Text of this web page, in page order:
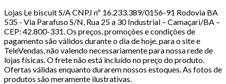
Lojas Le biscuit S/A CNPJ nº 16.233.389/0156-91 Rodovia BA
535 - Via Parafuso S/N, Rua 25 a 30 Industrial – Camaçari/BA –
CEP: 42.800-331. Os preços, promoções e condições de
pagamento são válidos durante o dia de hoje, para o site e
TeleVendas, não valendo necessariamente para nossa rede de
lojas físicas. O frete não está incluído no preço do produto.
Ofertas válidas enquanto durarem nossos estoques. As fotos de
produtos são meramente ilustrativas.